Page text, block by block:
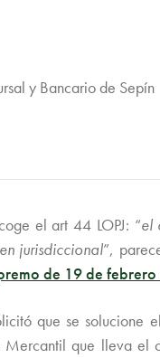
y Bancario de Sepín
el art 44 LOPJ: “el
jurisdiccional”,
de 19 de
que se solucione
que lleva el